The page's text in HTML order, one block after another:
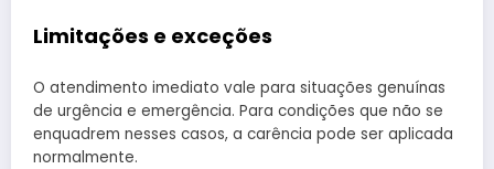
Limitações e exceções
O atendimento imediato vale para situações genuínas
de urgência e emergência. Para condições que não se
enquadrem nesses casos, a carência pode ser aplicada
normalmente.